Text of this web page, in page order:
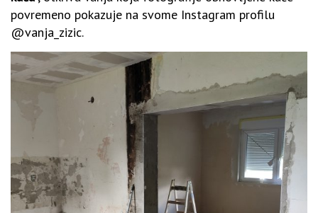
povremeno pokazuje na svome Instagram profilu
@vanja_zizic.